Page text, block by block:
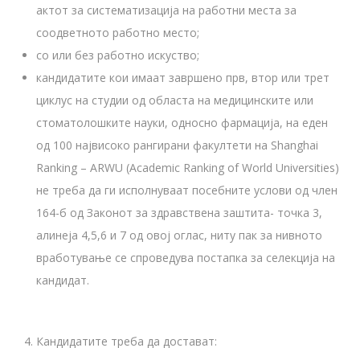
актот за систематизација на работни места за
соодветното работно место;
со или без работно искуство;
кандидатите кои имаат завршено прв, втор или трет
циклус на студии од областа на медицинските или
стоматолошките науки, односно фармација, на еден
од 100 највисоко рангирани факултети на Shanghai
Ranking – ARWU (Academic Ranking of World Universities)
не треба да ги исполнуваат посебните услови од член
164-б од Законот за здравствена заштита- точка 3,
алинеја 4,5,6 и 7 од овој оглас, ниту пак за нивното
вработување се спроведува постапка за селекција на
кандидат.
Кандидатите треба да достават: